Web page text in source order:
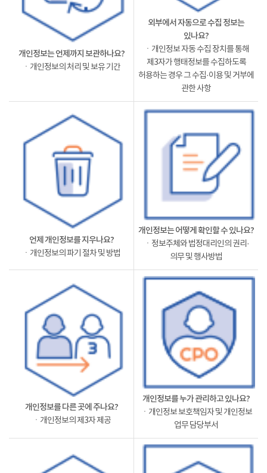
개인정보는 언제까지 보관하나요?
ㆍ개인정보의 처리 및 보유 기간
외부에서 자동으로 수집 정보는
있나요?
ㆍ개인정보 자동 수집 장치를 통해
제3자가 행태정보를 수집하도록
허용하는 경우 그 수집·이용 및 거부에
관한 사항
언제 개인정보를 지우나요?
ㆍ개인정보의 파기 절차 및 방법
개인정보는 어떻게 확인할 수 있나요?
ㆍ정보주체와 법정대리인의 권리·
의무 및 행사방법
개인정보를 다른 곳에 주나요?
ㆍ개인정보의 제3자 제공
개인정보를 누가 관리하고 있나요?
ㆍ개인정보 보호책임자 및 개인정보
업무 담당부서